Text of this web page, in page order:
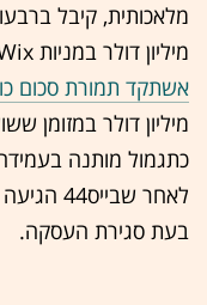
מיליון דולר במניות Wix (וויקס),
אשתקד תמורת סכום כולל של כ-
מיליון דולר במזומן
כתגמול מותנה
לאחר
בעת סגירת העסקה.